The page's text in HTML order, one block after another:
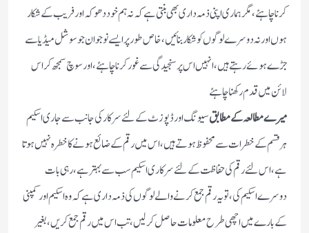
کرنا چاہئے ، مگر ہماری اپنی ذمہ داری بھی بنتی ہے کہ نہ ہم خود دھوکہ اور فریب کے شکار
ہوں اور نہ دوسرے لوگوں کو شکار بنائیں ، خاص طور پر ایسے نوجوان جو سوشل میڈیا سے
جڑے ہوئے رہتے ہیں ،انہیں اس پر سنجیدگی سے غور کرنا چاہئے ، اور سوچ سمجھ کر اس
لائن میں قدم رکھنا چاہئے
میرے مطالعہ کے مطابقسیونگ اور ڈپوزٹ کے لئے سرکار کی جانب سے جاری اسکیم
ہر قسم کے خطرات سے محفوظ ہوتے ہیں ، اس میں رقم کے ضائع ہونے کا خطرہ نہیں ہوتا
ہے ، اس لئے رقم کی حفاظت کے لئے سرکاری اسکیم سب سے بہتر ہے ، رہی بات
دوسرے اسکیم کی ، تو یہ رقم جمع کرنے والے لوگوں کی ذمہ داری ہے کہ وہ اسکیم اور کمپنی
کے بارے میں اچھی طرح معلومات حاصل کرلیں ، تب اس میں رقم جمع کریں ، بغیر